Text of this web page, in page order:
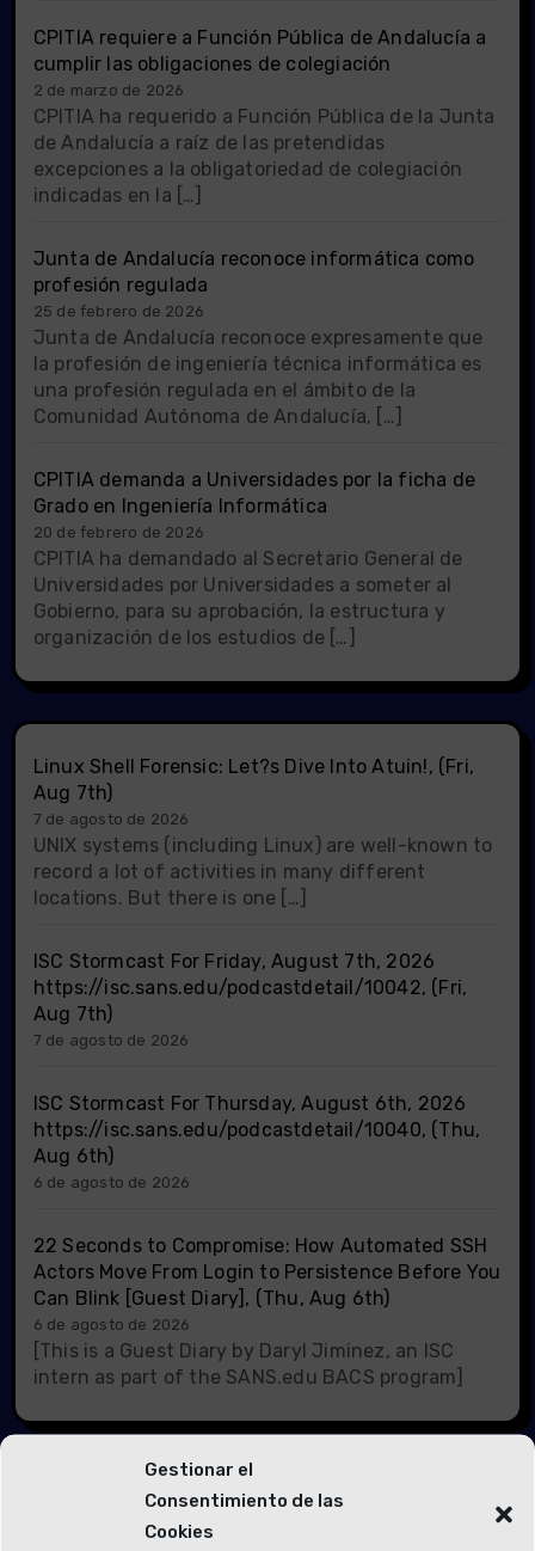
Gestionar el
Consentimiento de las
Cookies
CPITIA requiere a Función Pública de Andalucía a
cumplir las obligaciones de colegiación
2 de marzo de 2026
CPITIA ha requerido a Función Pública de la Junta
de Andalucía a raíz de las pretendidas
excepciones a la obligatoriedad de colegiación
indicadas en la […]
Junta de Andalucía reconoce informática como
profesión regulada
25 de febrero de 2026
Junta de Andalucía reconoce expresamente que
la profesión de ingeniería técnica informática es
una profesión regulada en el ámbito de la
Comunidad Autónoma de Andalucía, […]
CPITIA demanda a Universidades por la ficha de
Grado en Ingeniería Informática
20 de febrero de 2026
CPITIA ha demandado al Secretario General de
Universidades por Universidades a someter al
Gobierno, para su aprobación, la estructura y
organización de los estudios de […]
Linux Shell Forensic: Let?s Dive Into Atuin!, (Fri,
Aug 7th)
7 de agosto de 2026
UNIX systems (including Linux) are well-known to
record a lot of activities in many different
locations. But there is one […]
ISC Stormcast For Friday, August 7th, 2026
https://isc.sans.edu/podcastdetail/10042, (Fri,
Aug 7th)
7 de agosto de 2026
ISC Stormcast For Thursday, August 6th, 2026
https://isc.sans.edu/podcastdetail/10040, (Thu,
Aug 6th)
6 de agosto de 2026
22 Seconds to Compromise: How Automated SSH
Actors Move From Login to Persistence Before You
Can Blink [Guest Diary], (Thu, Aug 6th)
6 de agosto de 2026
[This is a Guest Diary by Daryl Jiminez, an ISC
intern as part of the SANS.edu BACS program]